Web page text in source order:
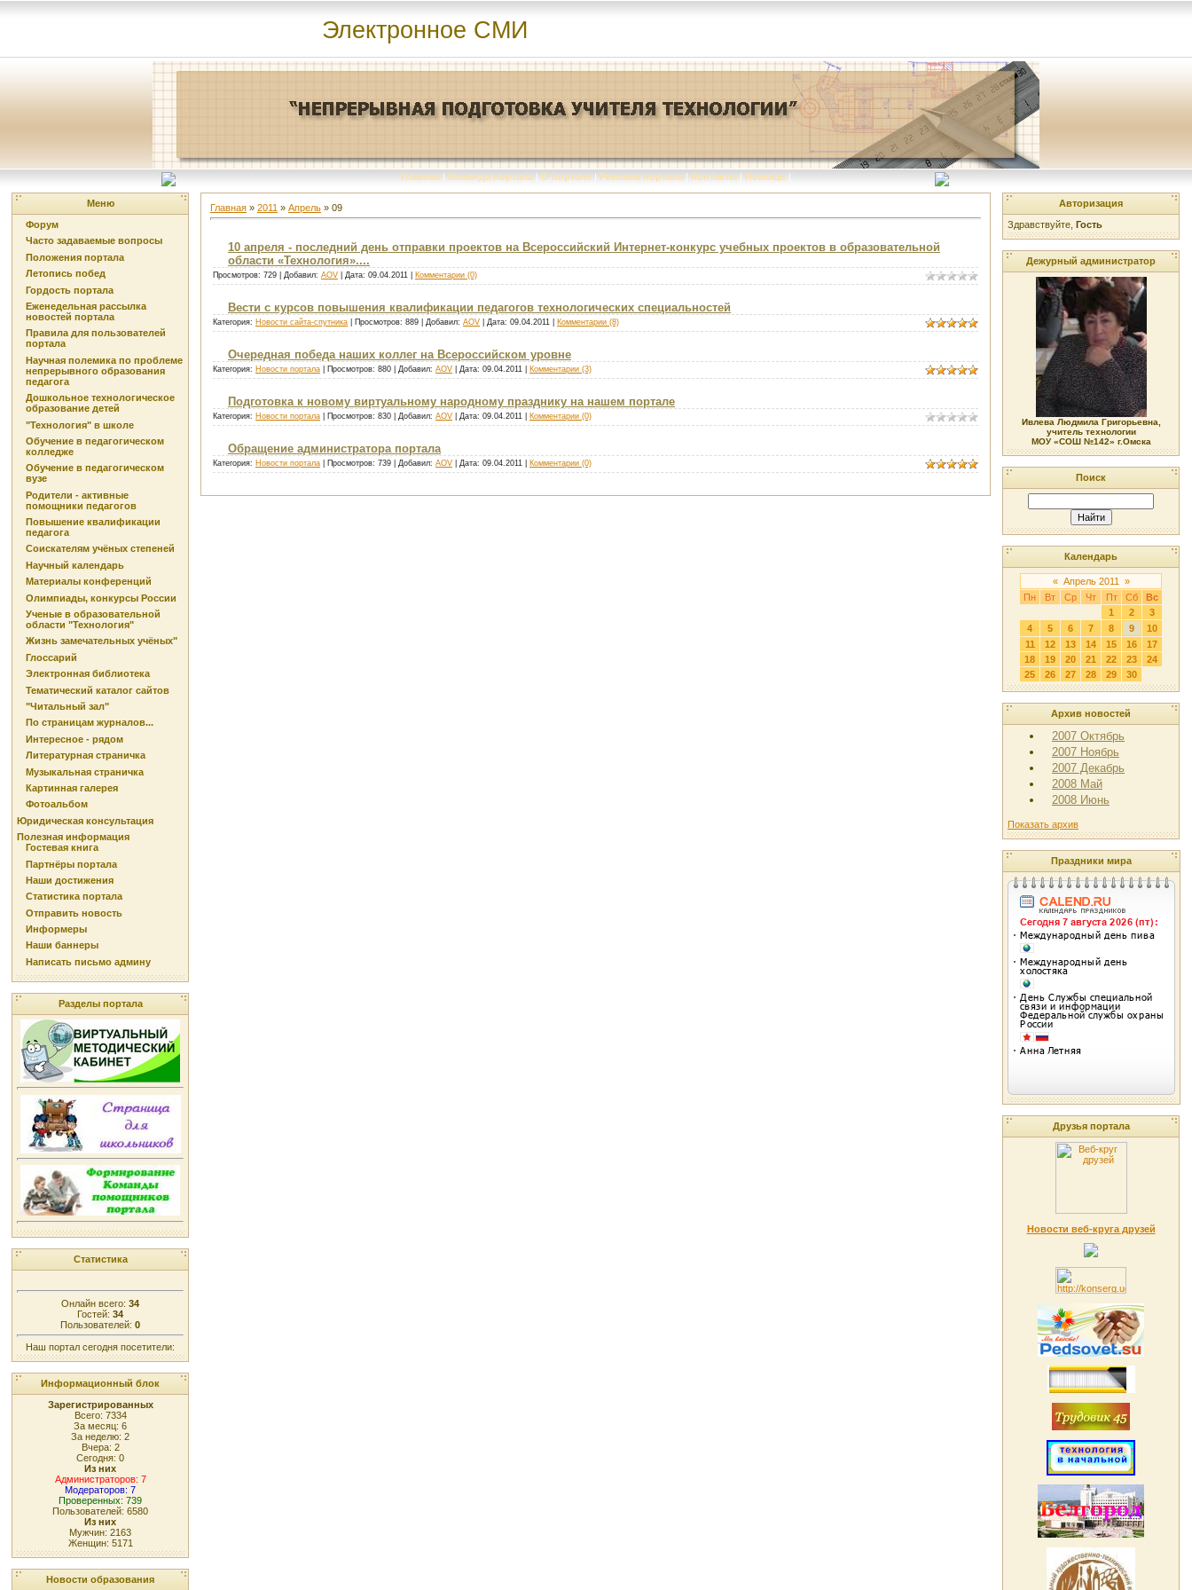
Электронное СМИ
Главная | Команда портала | О портале | Реклама портала | Контакты | Помощь |
Меню
Форум
Часто задаваемые вопросы
Положения портала
Летопись побед
Гордость портала
Еженедельная рассылка
новостей портала
Правила для пользователей
портала
Научная полемика по проблеме
непрерывного образования
педагога
Дошкольное технологическое
образование детей
"Технология" в школе
Обучение в педагогическом
колледже
Обучение в педагогическом
вузе
Родители - активные
помощники педагогов
Повышение квалификации
педагога
Соискателям учёных степеней
Научный календарь
Материалы конференций
Олимпиады, конкурсы России
Ученые в образовательной
области "Технология"
Жизнь замечательных учёных"
Глоссарий
Электронная библиотека
Тематический каталог сайтов
"Читальный зал"
По страницам журналов...
Интересное - рядом
Литературная страничка
Музыкальная страничка
Картинная галерея
Фотоальбом
Юридическая консультация
Полезная информация
Гостевая книга
Партнёры портала
Наши достижения
Статистика портала
Отправить новость
Информеры
Наши баннеры
Написать письмо админу
Разделы портала
Статистика
Онлайн всего: 34
Гостей: 34
Пользователей: 0
Наш портал сегодня посетители:
Информационный блок
Зарегистрированных
Всего: 7334
За месяц: 6
За неделю: 2
Вчера: 2
Сегодня: 0
Из них
Администраторов: 7
Модераторов: 7
Проверенных: 739
Пользователей: 6580
Из них
Мужчин: 2163
Женщин: 5171
Новости образования
Главная » 2011 » Апрель » 09
10 апреля - последний день отправки проектов на Всероссийский Интернет-конкурс учебных проектов в образовательной
области «Технология»....
Просмотров: 729 | Добавил: AOV | Дата: 09.04.2011 Комментарии (0)
Вести с курсов повышения квалификации педагогов технологических специальностей
Категория: Новости сайта-спутника | Просмотров: 889 | Добавил: AOV | Дата: 09.04.2011 Комментарии (8)
Очередная победа наших коллег на Всероссийском уровне
Категория: Новости портала | Просмотров: 880 | Добавил: AOV | Дата: 09.04.2011 Комментарии (3)
Подготовка к новому виртуальному народному празднику на нашем портале
Категория: Новости портала | Просмотров: 830 | Добавил: AOV | Дата: 09.04.2011 Комментарии (0)
Обращение администратора портала
Категория: Новости портала | Просмотров: 739 | Добавил: AOV | Дата: 09.04.2011 Комментарии (0)
Авторизация
Здравствуйте, Гость
Дежурный администратор
Ивлева Людмила Григорьевна,
учитель технологии
МОУ «СОШ №142» г.Омска
Поиск
Календарь
« Апрель 2011
»
Пн
Вт Ср Чт Пт Сб
Вс
1
2
3
4
5 6 7 8 9
10
11
12 13 14 15 16
17
18
19 20 21 22 23
24
25
26 27 28 29 30
Архив новостей
2007 Октябрь
2007 Ноябрь
2007 Декабрь
2008 Май
2008 Июнь
Показать архив
Праздники мира
Друзья портала
Новости веб-круга друзей